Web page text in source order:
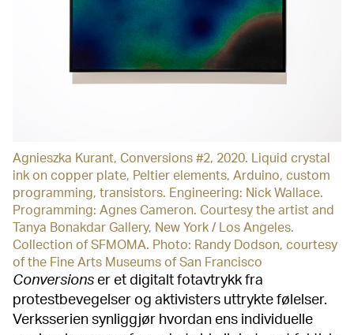
Agnieszka Kurant, Conversions #2, 2020. Liquid crystal
ink on copper plate, Peltier elements, Arduino, custom
programming, transistors. Engineering: Nick Wallace.
Programming: Agnes Cameron. Courtesy the artist and
Tanya Bonakdar Gallery, New York / Los Angeles.
Collection of SFMOMA. Photo: Randy Dodson, courtesy
of the Fine Arts Museums of San Francisco
Conversions er et digitalt fotavtrykk fra
protestbevegelser og aktivisters uttrykte følelser.
Verksserien synliggjør hvordan ens individuelle